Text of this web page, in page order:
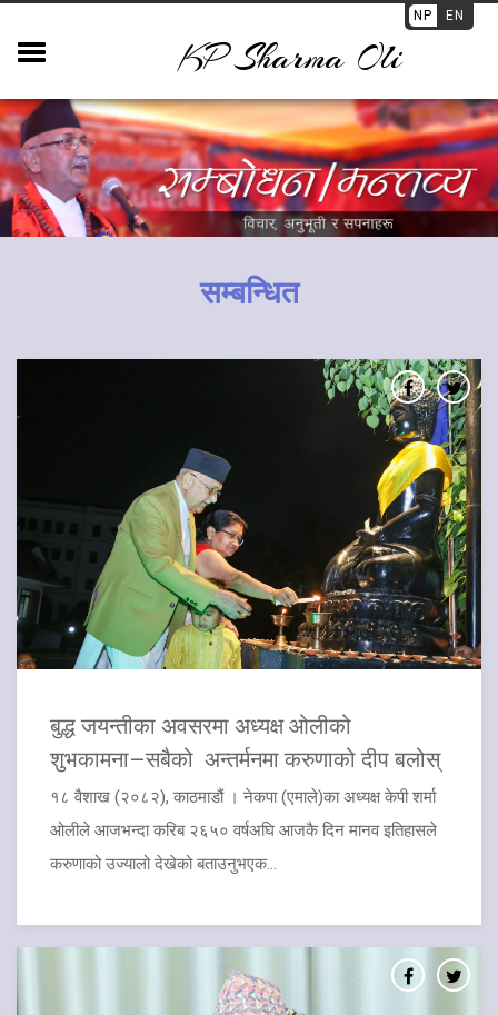
NP EN
KP Sharma Oli
सम्बन्धित
बुद्ध जयन्तीका अवसरमा अध्यक्ष ओलीको
शुभकामना–सबैको अन्तर्मनमा करुणाको दीप बलोस्
१८ वैशाख (२०८२), काठमाडौं । नेकपा (एमाले)का अध्यक्ष केपी शर्मा
ओलीले आजभन्दा करिब २६५० वर्षअघि आजकै दिन मानव इतिहासले
करुणाको उज्यालो देखेको बताउनुभएक...